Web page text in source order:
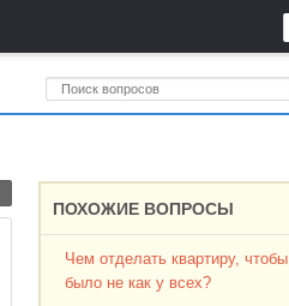
ПОХОЖИЕ ВОПРОСЫ
Чем отделать квартиру, чтобы
было не как у всех?